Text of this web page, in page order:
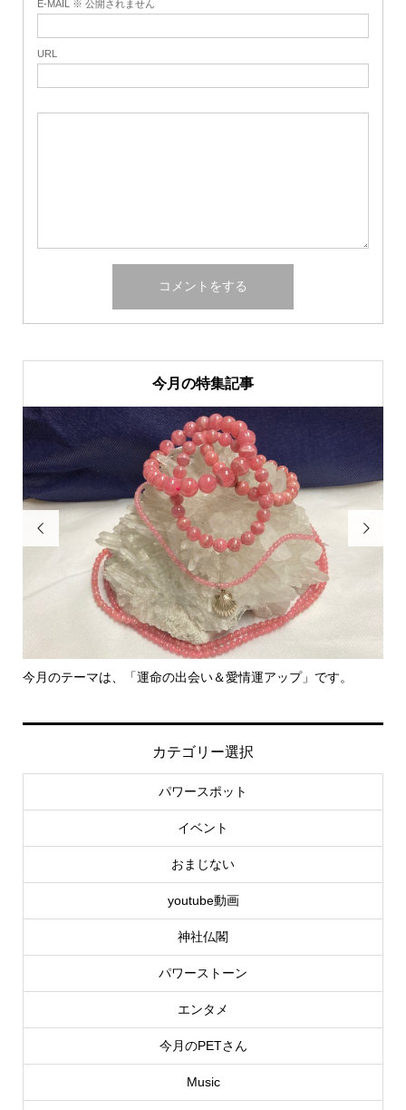
E-MAIL ※ 公開されません
URL
今月の特集記事

今月のテーマは、「運命の出会い＆愛情運アップ」です。

カテゴリー選択
パワースポット
イベント
おまじない
youtube動画
神社仏閣
パワーストーン
エンタメ
今月のPETさん
Music